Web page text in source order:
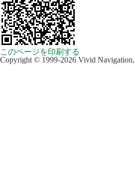
このページを印刷する
Copyright © 1999-2026 Vivid